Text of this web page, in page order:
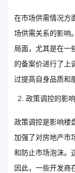
在市场供需情况方
场供需关系的影响
局面，尤其是在一
的备案价进行了上
过提高自身品质和
政策调控的影响
政策调控是影响楼
加强了对房地产市
和防止市场泡沫。
因此，一些开发商